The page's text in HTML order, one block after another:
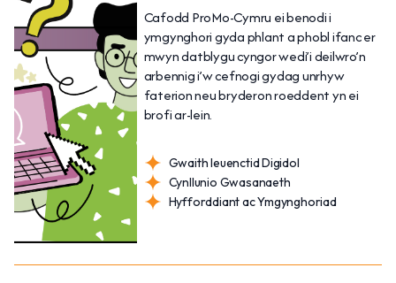
Cafodd ProMo-Cymru ei benodi i
ymgynghori gyda phlant a phobl ifanc er
mwyn datblygu cyngor wedi’i deilwro’n
arbennig i’w cefnogi gydag unrhyw
faterion neu bryderon roeddent yn ei
brofi ar-lein.
Gwaith Ieuenctid Digidol
Cynllunio Gwasanaeth
Hyfforddiant ac Ymgynghoriad